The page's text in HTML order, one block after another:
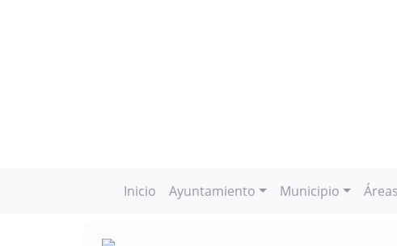
Inicio Ayuntamiento Municipio Áreas